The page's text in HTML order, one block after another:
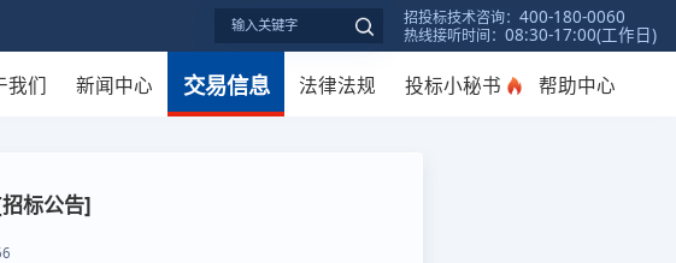
招投标技术咨询：400-180-0060
热线接听时间：08:30-17:00(工作日)
我们 新闻中心 交易信息 法律法规 投标小秘书 帮助中心
标公告]